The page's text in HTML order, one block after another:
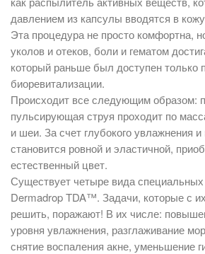
давлением из капсулы вводятся в
Эта процедура не просто комфортна,
уколов и отеков, боли и гематом
который раньше был доступен только
биоревитализации.
Происходит все следующим образом:
пульсирующая струя проходит по
и шеи. За счет глубокого увлажнения
становится ровной и эластичной,
естественный цвет.
Существует четыре вида специальных
Dermadrop TDA™. Задачи, которые с
решить, поражают! В их числе:
уровня увлажнения, разглаживание
снятие воспаления акне, уменьшение